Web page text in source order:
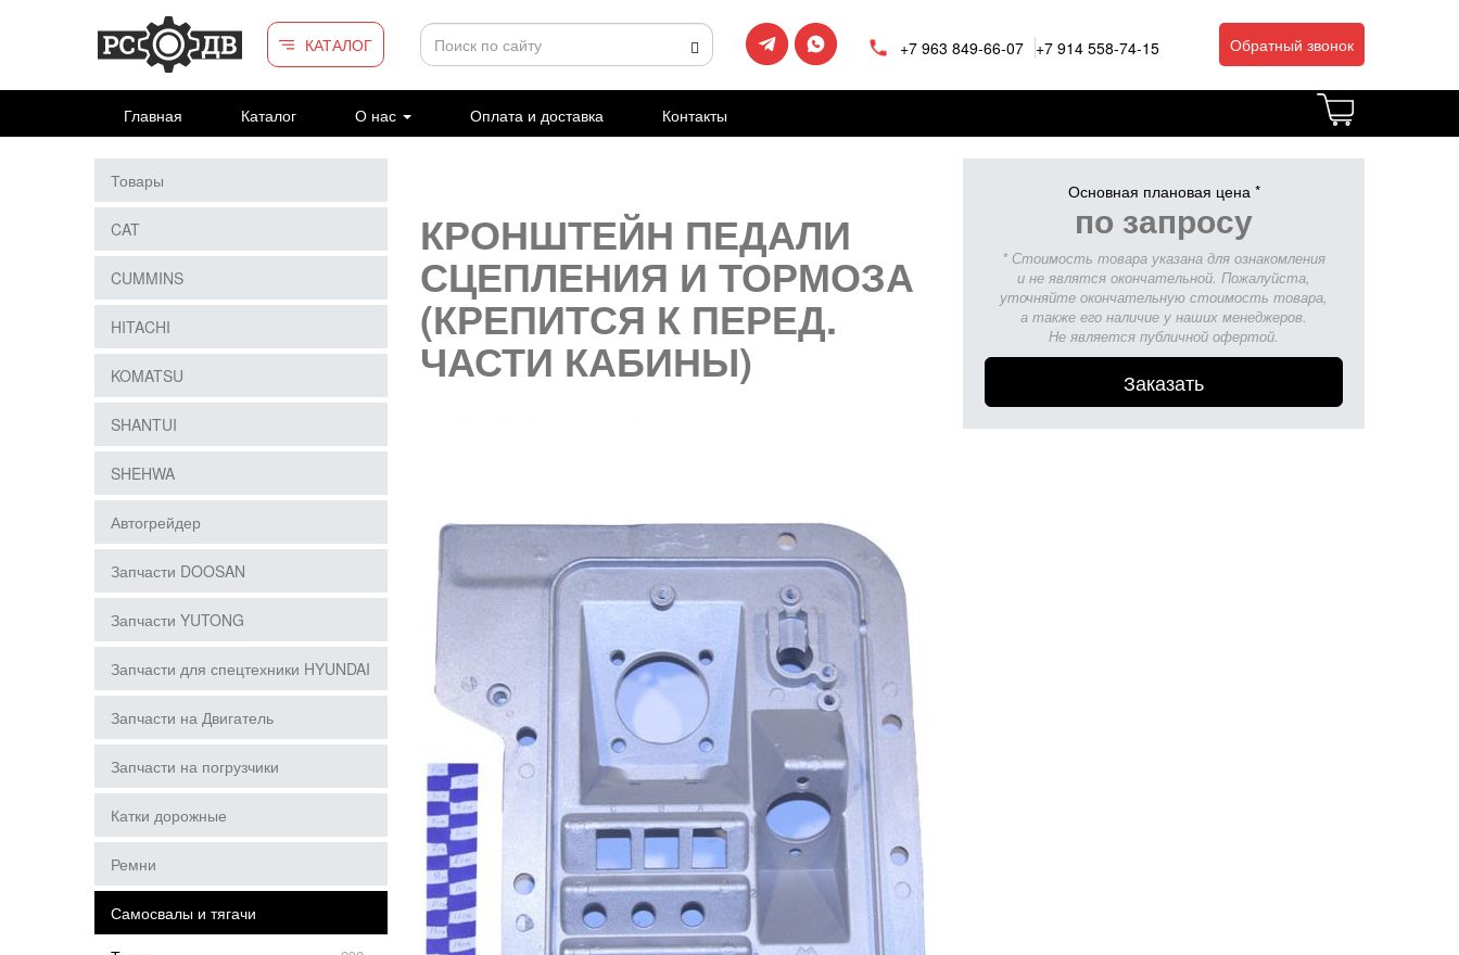
Перейти к основному содержанию
КАТАЛОГ
+7 963 849-66-07 +7 914 558-74-15 Обратный звонок
Главная Каталог О нас Оплата и доставка Контакты
КРОНШТЕЙН ПЕДАЛИ
СЦЕПЛЕНИЯ И ТОРМОЗА
(КРЕПИТСЯ К ПЕРЕД.
ЧАСТИ КАБИНЫ)
Основная плановая цена *
по запросу
* Стоимость товара указана для ознакомления
и не являтся окончательной. Пожалуйста,
уточняйте окончательную стоимость товара,
а также его наличие у наших менеджеров.
Не является публичной офертой.
Заказать
Товары
CAT
CUMMINS
HITACHI
KOMATSU
SHANTUI
SHEHWA
Автогрейдер
Запчасти DOOSAN
Запчасти YUTONG
Запчасти для спецтехники HYUNDAI
Запчасти на Двигатель
Запчасти на погрузчики
Катки дорожные
Ремни
Самосвалы и тягачи